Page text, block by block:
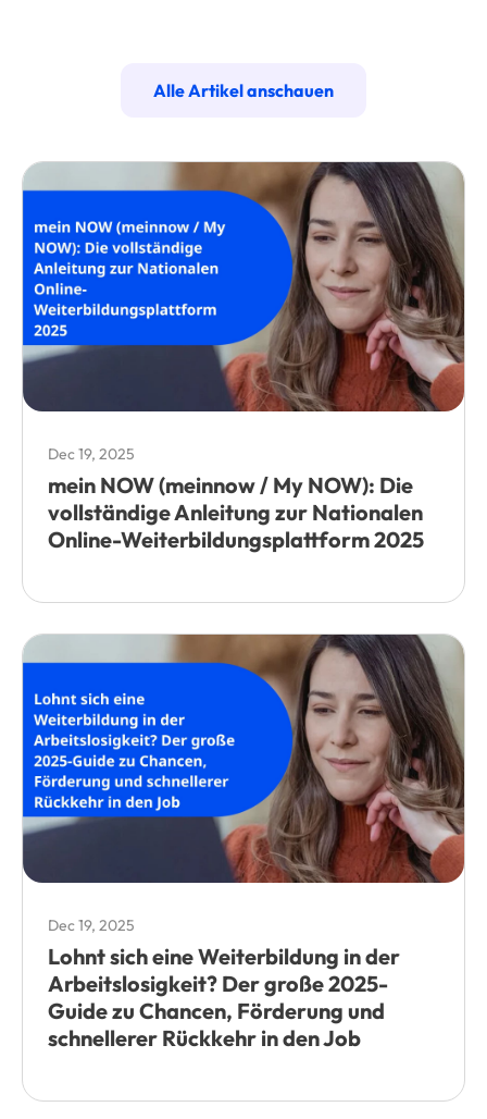
Alle Artikel anschauen
Dec 19, 2025
mein NOW (meinnow / My NOW): Die
vollständige Anleitung zur Nationalen
Online-Weiterbildungsplattform 2025
Dec 19, 2025
Lohnt sich eine Weiterbildung in der
Arbeitslosigkeit? Der große 2025-
Guide zu Chancen, Förderung und
schnellerer Rückkehr in den Job